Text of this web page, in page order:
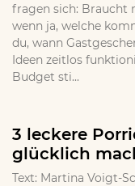
fragen sich: Braucht
wenn ja, welche
du, wann
Ideen zeitlos
Budget sti...
3 leckere
glücklich
Text: Martina Voigt-